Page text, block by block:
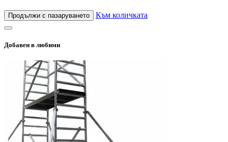
Продължи с пазаруването Към количката
Добавен в любими